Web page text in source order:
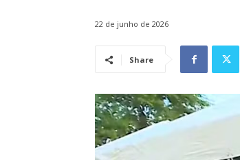
22 de junho de 2026
Share